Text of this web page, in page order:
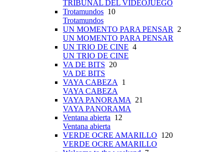
TRIBUNAL DEL VIDEOJUEGO
Trotamundos 10
Trotamundos
UN MOMENTO PARA PENSAR
2
UN MOMENTO PARA PENSAR
UN TRIO DE CINE 4
UN TRIO DE CINE
VA DE BITS 20
VA DE BITS
VAYA CABEZA
1
VAYA CABEZA
VAYA PANORAMA
21
VAYA PANORAMA
Ventana abierta 12
Ventana abierta
VERDE OCRE AMARILLO 120
VERDE OCRE AMARILLO